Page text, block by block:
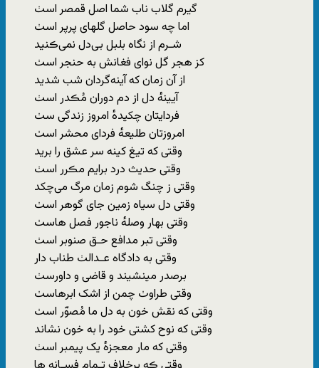
گیرم‌ گلاب‌ ناب‌ شما اصل‌ قمصر اسٺ
اما چه‌ سود حاصل‌ گلهای پرپر اسٺ
شـرم از نگاه بلبل‌ بی‌دل نمی‌ڪنید
کز هجر گل‌ نوای‌ فغانش‌ به حنجر اسٺ
از آن‌ زمان‌ که آینه‌گردان شب‌ شدید
آیینه‌ٔ دل‌ از دم ‌دوران مُڪدر اسٺ
فردایتان چکیده‌ٔ امروز زندگی‌ سٺ
امروزتان طلیعه‌ٔ فردای‌ محشر اسٺ
وقتی‌‌ که تیغ‌ کینه سر عشق ‌را برید
وقتی‌ حدیث‌ درد برایم مڪرر اسٺ
وقتی‌ ز چنگ‌ شوم‌‌ زمان مرگ‌ می‌چکد
وقتی ‌دل‌ سیاه‌ زمین‌ جای‌ گوهر اسٺ
وقتی‌ بهار وصله‌ٔ ناجور فصل‌ هاسٺ
وقتی تبر مدافع حـق صنوبر اسٺ
وقتی به‌ دادگاه عـدالٺ طناب دار
برصدر مینشیند و قاضی‌ و داورسٺ
وقتی‌ طراوٺ چمن‌ از اشک ابرهاسٺ
وقتی که‌ نقش‌ خون‌ به دل‌ ما مُصوّر اسٺ
وقتی که‌ نوح‌ کشتی‌ خود را به خون‌ نشاند
وقتی‌ که مار معجزه‌ٔ یک پیمبر اسٺ